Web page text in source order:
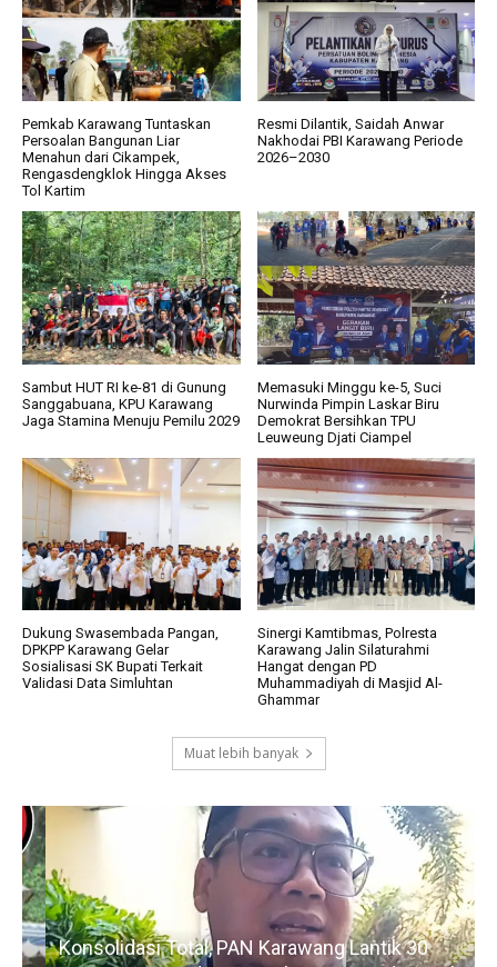
Pemkab Karawang Tuntaskan
Persoalan Bangunan Liar
Menahun dari Cikampek,
Rengasdengklok Hingga Akses
Tol Kartim
Resmi Dilantik, Saidah Anwar
Nakhodai PBI Karawang Periode
2026–2030
Sambut HUT RI ke-81 di Gunung
Sanggabuana, KPU Karawang
Jaga Stamina Menuju Pemilu 2029
Memasuki Minggu ke-5, Suci
Nurwinda Pimpin Laskar Biru
Demokrat Bersihkan TPU
Leuweung Djati Ciampel
Dukung Swasembada Pangan,
DPKPP Karawang Gelar
Sosialisasi SK Bupati Terkait
Validasi Data Simluhtan
Sinergi Kamtibmas, Polresta
Karawang Jalin Silaturahmi
Hangat dengan PD
Muhammadiyah di Masjid Al-
Ghammar
Muat lebih banyak
Konsolidasi Total, PAN Karawang Lantik 30